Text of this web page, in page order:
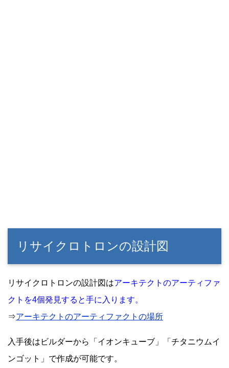
リサイクロトロンの設計図
リサイクロトロンの設計図はアーキテクトのアーティファ
クトを4個発見すると手に入ります。
⇒アーキテクトのアーティファクトの場所
入手後はビルダーから「イオンキューブ」「チタニウムイ
ンゴット」で作成が可能です。